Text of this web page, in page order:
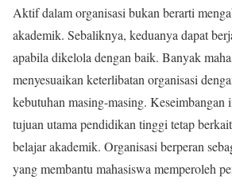
Aktif dalam organisasi bukan berarti
akademik. Sebaliknya, keduanya dapat
apabila dikelola dengan baik. Banyak
menyesuaikan keterlibatan organisasi
kebutuhan masing-masing. Keseimbangan
tujuan utama pendidikan tinggi tetap
belajar akademik. Organisasi berperan
yang membantu mahasiswa memperoleh